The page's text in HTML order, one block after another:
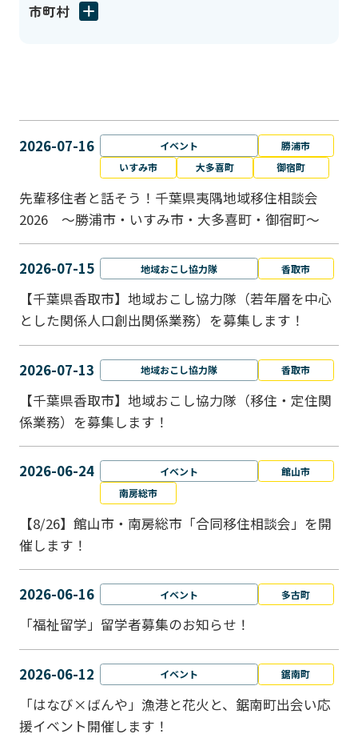
市町村
2026-07-16 イベント
勝浦市
いすみ市
大多喜町 御宿町
先輩移住者と話そう！千葉県夷隅地域移住相談会
2026 ～勝浦市・いすみ市・大多喜町・御宿町～
2026-07-15 地域おこし協力隊 香取市
【千葉県香取市】地域おこし協力隊（若年層を中心
とした関係人口創出関係業務）を募集します！
2026-07-13 地域おこし協力隊 香取市
【千葉県香取市】地域おこし協力隊（移住・定住関
係業務）を募集します！
2026-06-24 イベント
館山市
南房総市
【8/26】館山市・南房総市「合同移住相談会」を開
催します！
2026-06-16 イベント 多古町
「福祉留学」留学者募集のお知らせ！
2026-06-12 イベント 鋸南町
「はなび×ばんや」漁港と花火と、鋸南町出会い応
援イベント開催します！